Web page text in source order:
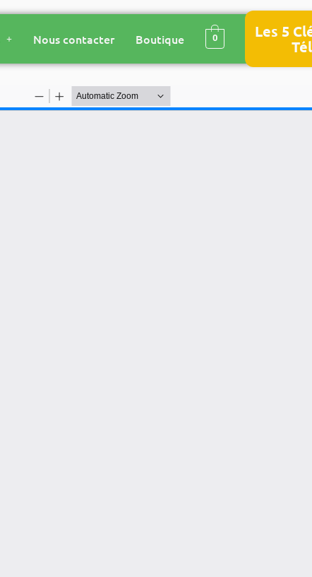
Nous contacter Boutique 0
Les 5